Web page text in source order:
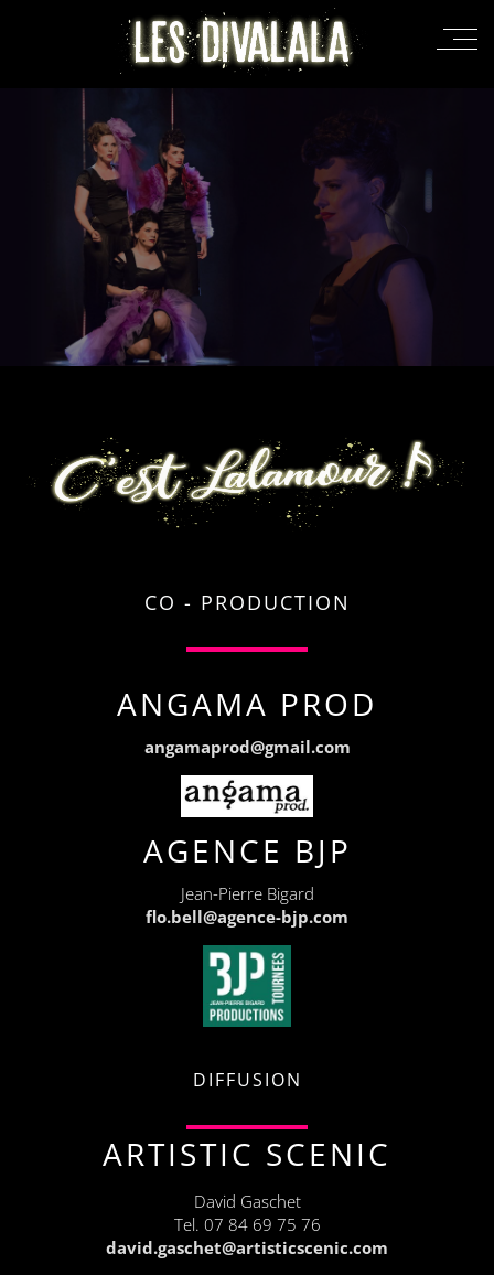
CO - PRODUCTION
ANGAMA PROD
angamaprod@gmail.com
AGENCE BJP
Jean-Pierre Bigard
flo.bell@agence-bjp.com
DIFFUSION
ARTISTIC SCENIC
David Gaschet
Tel. 07 84 69 75 76
david.gaschet@artisticscenic.com